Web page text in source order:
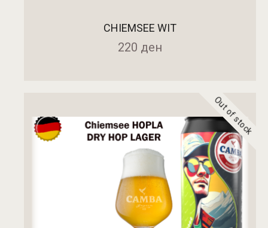
CHIEMSEE WIT
220 ден
ПРОЧИТАЈ ПОВЕЌЕ Out of stock